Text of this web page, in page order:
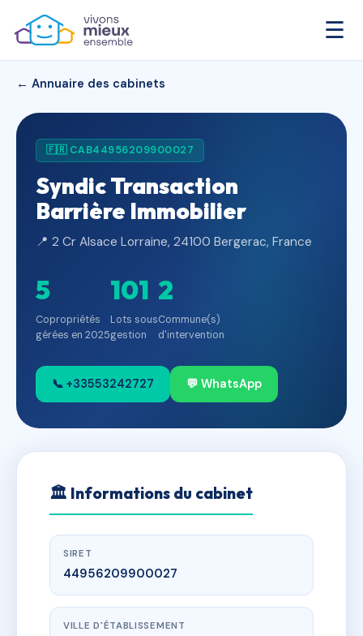
☰
← Annuaire des cabinets
🇫🇷 CAB44956209900027
Syndic Transaction
Barrière Immobilier
📍 2 Cr Alsace Lorraine, 24100 Bergerac, France
5
Copropriétés
gérées en 2025
101
Lots sous
gestion
2
Commune(s)
d'intervention
📞 +33553242727 💬 WhatsApp
🏛 Informations du cabinet
SIRET
44956209900027
VILLE D'ÉTABLISSEMENT